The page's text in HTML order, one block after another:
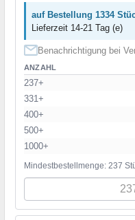
auf Bestellung 1334
Lieferzeit 14-21 Tag (e)
Benachrichtigung bei
ANZAHL
237+
331+
400+
500+
1000+
Mindestbestellmenge: 237